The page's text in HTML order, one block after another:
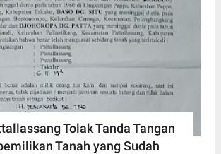
Tolak Tanda Tangan
Tanah yang Sudah